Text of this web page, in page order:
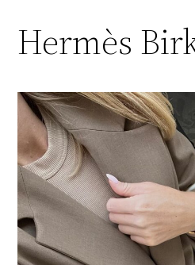
Hermès